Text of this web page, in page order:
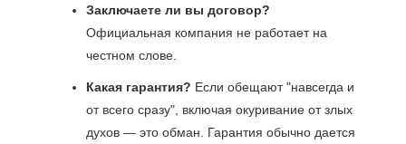
Заключаете ли вы договор?
Официальная компания не работает на
честном слове.
Какая гарантия? Если обещают "навсегда и
от всего сразу", включая окуривание от злых
духов — это обман. Гарантия обычно дается